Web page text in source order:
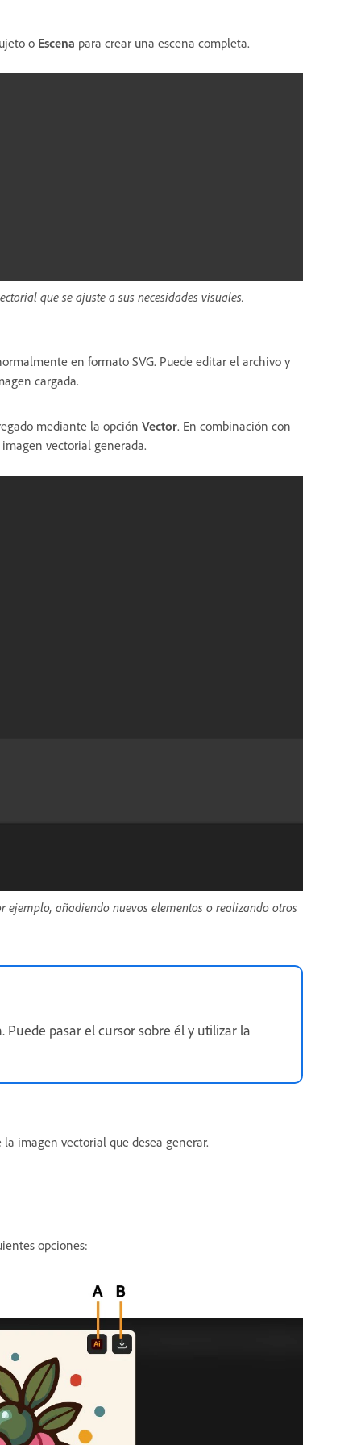
o Escena para crear una escena completa.
que se ajuste a sus necesidades visuales.
en formato SVG. Puede editar el archivo y
cargada.
mediante la opción Vector. En combinación con
vectorial generada.
añadiendo nuevos elementos o realizando otros
pasar el cursor sobre él y utilizar la
imagen vectorial que desea generar.
opciones: